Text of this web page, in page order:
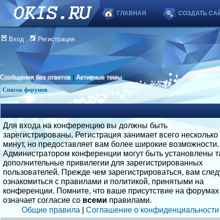
ГЛАВНАЯ СОЗДАТЬ
Вход Регистрация
Сообщения без ответов |Активные темы
Список форумов
Для входа на конференцию вы должны быть
зарегистрированы. Регистрация занимает всего несколько
минут, но предоставляет вам более широкие возможности.
Администратором конференции могут быть установлены
дополнительные привилегии для зарегистрированных
пользователей. Прежде чем зарегистрироваться, вам
ознакомиться с правилами и политикой, принятыми на
конференции. Помните, что ваше присутствие на форумах
означает согласие со всеми правилами.
Общие правила | Соглашение о конфиденциальности